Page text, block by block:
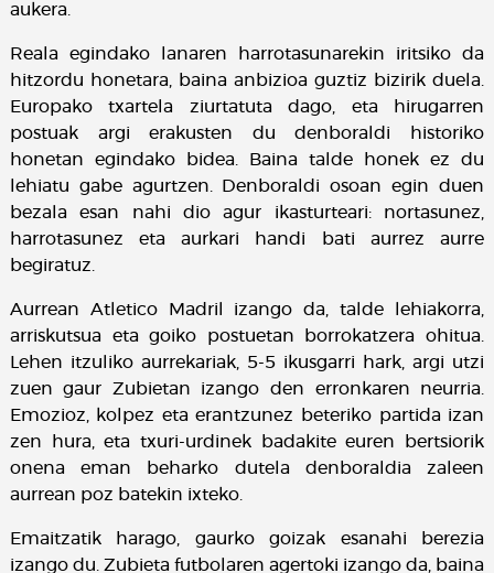
aukera.
Reala egindako lanaren harrotasunarekin iritsiko da
hitzordu honetara, baina anbizioa guztiz bizirik duela.
Europako txartela ziurtatuta dago, eta hirugarren
postuak argi erakusten du denboraldi historiko
honetan egindako bidea. Baina talde honek ez du
lehiatu gabe agurtzen. Denboraldi osoan egin duen
bezala esan nahi dio agur ikasturteari: nortasunez,
harrotasunez eta aurkari handi bati aurrez aurre
begiratuz.
Aurrean Atletico Madril izango da, talde lehiakorra,
arriskutsua eta goiko postuetan borrokatzera ohitua.
Lehen itzuliko aurrekariak, 5-5 ikusgarri hark, argi utzi
zuen gaur Zubietan izango den erronkaren neurria.
Emozioz, kolpez eta erantzunez beteriko partida izan
zen hura, eta txuri-urdinek badakite euren bertsiorik
onena eman beharko dutela denboraldia zaleen
aurrean poz batekin ixteko.
Emaitzatik harago, gaurko goizak esanahi berezia
izango du. Zubieta futbolaren agertoki izango da, baina